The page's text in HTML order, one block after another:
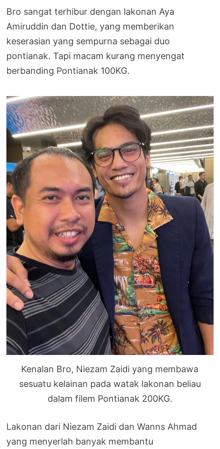
Bro sangat terhibur dengan lakonan Aya
Amiruddin dan Dottie, yang memberikan
keserasian yang sempurna sebagai duo
pontianak. Tapi macam kurang menyengat
berbanding Pontianak 100KG.
Kenalan Bro, Niezam Zaidi yang membawa
sesuatu kelainan pada watak lakonan beliau
dalam filem Pontianak 200KG.
Lakonan dari Niezam Zaidi dan Wanns Ahmad
yang menyerlah banyak membantu